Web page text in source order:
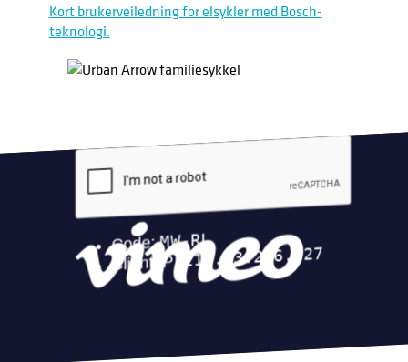
Kort brukerveiledning for elsykler med Bosch-
teknologi.